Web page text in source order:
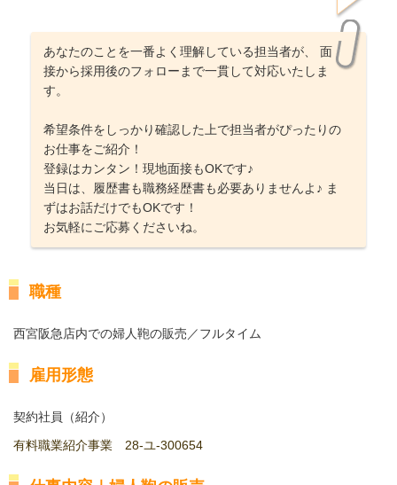
あなたのことを一番よく理解している担当者が、 面
接から採用後のフォローまで一貫して対応いたしま
す。
希望条件をしっかり確認した上で担当者がぴったりの
お仕事をご紹介！
登録はカンタン！現地面接もOKです♪
当日は、履歴書も職務経歴書も必要ありませんよ♪ ま
ずはお話だけでもOKです！
お気軽にご応募くださいね。
職種
西宮阪急店内での婦人鞄の販売／フルタイム
雇用形態
契約社員（紹介）
有料職業紹介事業 28-ユ-300654